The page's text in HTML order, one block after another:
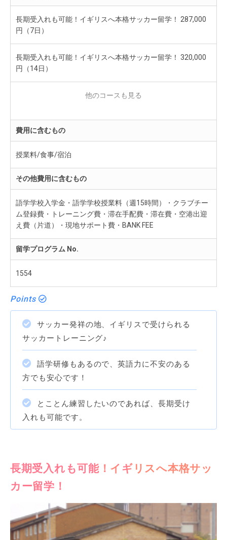
長期受入れも可能！イギリスへ本格サッカー留学！ 287,000
円（7日）
長期受入れも可能！イギリスへ本格サッカー留学！ 320,000
円（14日）
長期受入れも可能！イギリスへ本格サッカー留学！ 358,000
費用に含むもの
授業料/食事/宿泊
その他費用に含むもの
語学学校入学金・語学学校授業料（週15時間）・クラブチー
ム登録費・トレーニング費・滞在手配費・滞在費・空港出迎
え費（片道）・現地サポート費・BANK FEE
留学プログラム No.
1554
Points
サッカー発祥の地、イギリスで受けられる
サッカートレーニング♪
語学研修もあるので、英語力に不安のある
方でも安心です！
とことん練習したいのであれば、長期受け
入れも可能です。
長期受入れも可能！イギリスへ本格サッ
カー留学！